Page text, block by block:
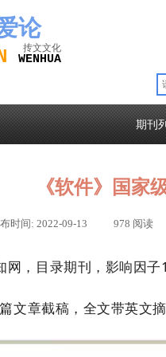
论
WENHUA
抟文文化
期刊
《软件》国家
时间: 2022-09-13 978 阅读
网，目录期刊，影响因
文章截稿，全文带英文